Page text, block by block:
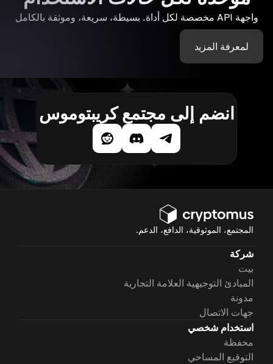
واجهة API مخصصة لكل أداة. بسيطة، سريعة، وموثقة بالكامل
لمعرفة المزيد
انضم إلى مجتمع كريبتوموس
المجتمع، الموثوقية، الدافع، الدعم.
شركة
بيت
المبادئ التوجيهية العلامة التجارية
مدونة
جهات الاتصال
استخدام شخصي
محفظة
التوقيع المساحي